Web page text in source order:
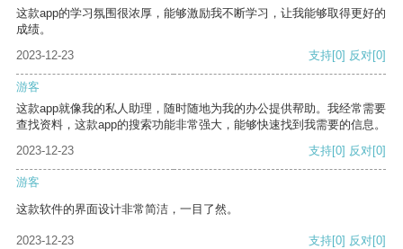
这款app的学习氛围很浓厚，能够激励我不断学习，让我能够取得更好的
成绩。
2023-12-23
支持[0] 反对[0]
游客
这款app就像我的私人助理，随时随地为我的办公提供帮助。我经常需要
查找资料，这款app的搜索功能非常强大，能够快速找到我需要的信息。
2023-12-23
支持[0] 反对[0]
游客
这款软件的界面设计非常简洁，一目了然。
2023-12-23 支持[0] 反对[0]